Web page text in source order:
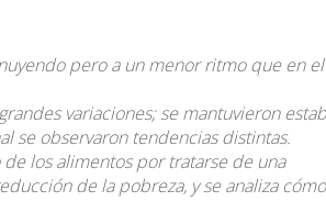
pero a un menor ritmo que en el
variaciones; se mantuvieron
se observaron tendencias distintas.
los alimentos por tratarse de una
de la pobreza, y se analiza cómo